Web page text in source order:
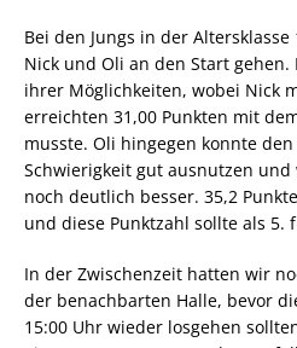
Bei den Jungs in der
Nick und Oli an den Start
ihrer Möglichkeiten, wobei Nick
erreichten 31,00 Punkten mit
musste. Oli hingegen konnte
Schwierigkeit gut ausnutzen
noch deutlich besser. 35,2
und diese Punktzahl sollte als 5.
In der Zwischenzeit hatten wir
der benachbarten Halle, bevor
15:00 Uhr wieder losgehen